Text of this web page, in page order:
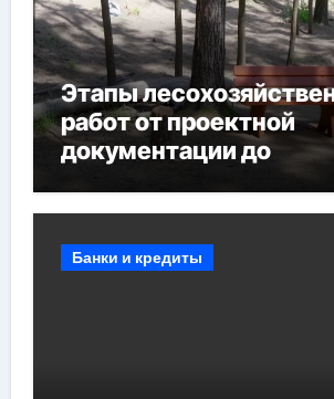
Этапы
работ от проектной
документации до
мероприятий и
Банки и кредиты